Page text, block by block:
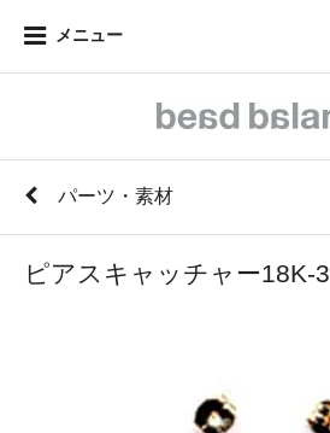
メニュー
パーツ・素材
ピアスキャッチャー18K-3